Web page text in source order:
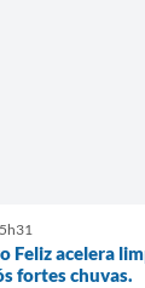
Feliz acelera
fortes chuvas.